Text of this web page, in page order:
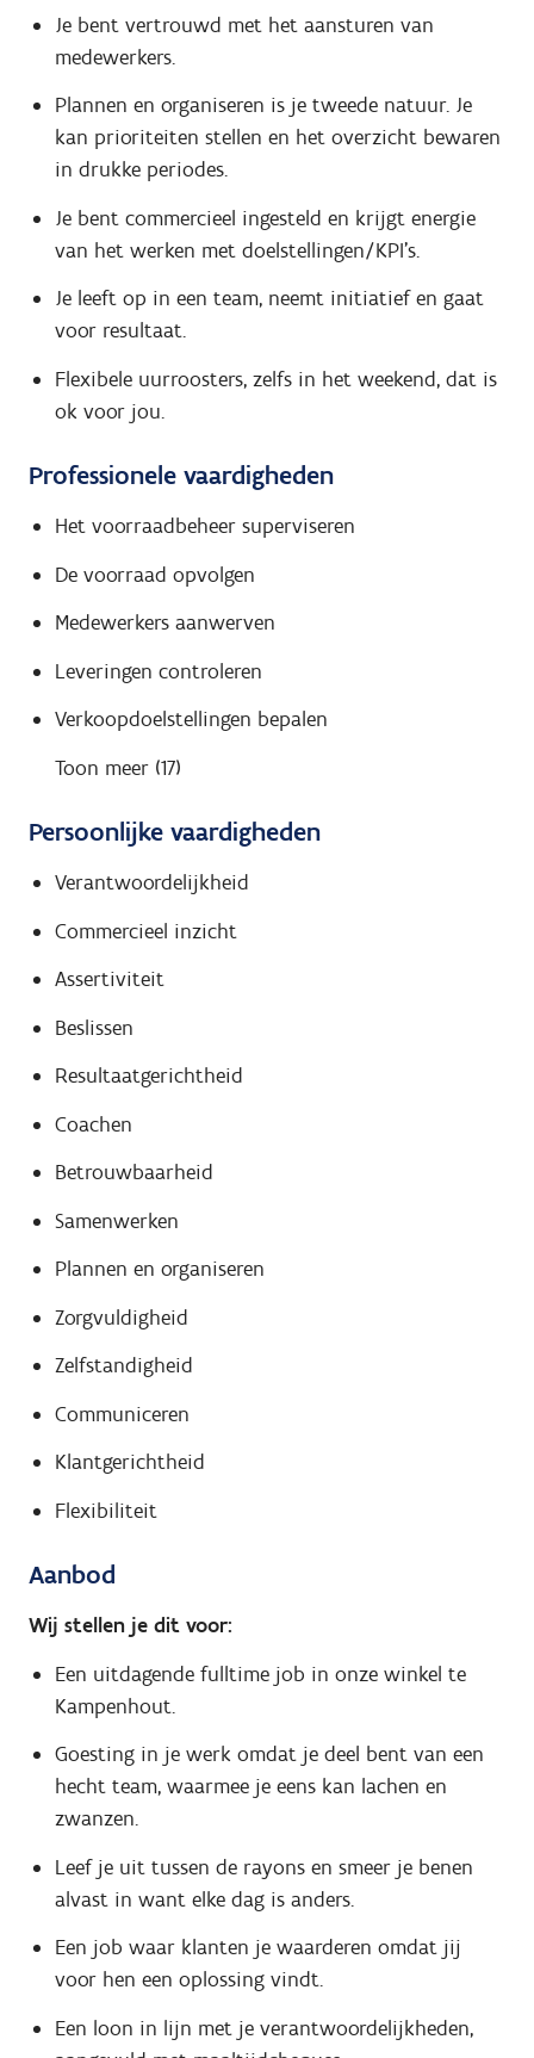
Je bent vertrouwd met het aansturen van
medewerkers.
Plannen en organiseren is je tweede natuur. Je
kan prioriteiten stellen en het overzicht bewaren
in drukke periodes.
Je bent commercieel ingesteld en krijgt energie
van het werken met doelstellingen/KPI’s.
Je leeft op in een team, neemt initiatief en gaat
voor resultaat.
Flexibele uurroosters, zelfs in het weekend, dat is
ok voor jou.
Professionele vaardigheden
Het voorraadbeheer superviseren
De voorraad opvolgen
Medewerkers aanwerven
Leveringen controleren
Verkoopdoelstellingen bepalen
Toon meer (17)
Persoonlijke vaardigheden
Verantwoordelijkheid
Commercieel inzicht
Assertiviteit
Beslissen
Resultaatgerichtheid
Coachen
Betrouwbaarheid
Samenwerken
Plannen en organiseren
Zorgvuldigheid
Zelfstandigheid
Communiceren
Klantgerichtheid
Flexibiliteit
Aanbod
Wij stellen je dit voor:
Een uitdagende fulltime job in onze winkel te
Kampenhout.
Goesting in je werk omdat je deel bent van een
hecht team, waarmee je eens kan lachen en
zwanzen.
Leef je uit tussen de rayons en smeer je benen
alvast in want elke dag is anders.
Een job waar klanten je waarderen omdat jij
voor hen een oplossing vindt.
Een loon in lijn met je verantwoordelijkheden,